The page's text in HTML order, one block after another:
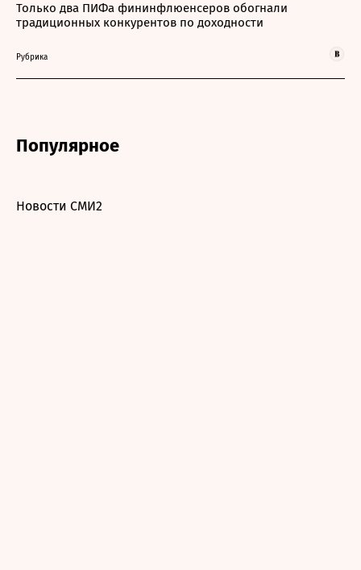
Только два ПИФа фининфлюенсеров обогнали
традиционных конкурентов по доходности
Рубрика
Популярное
Новости СМИ2